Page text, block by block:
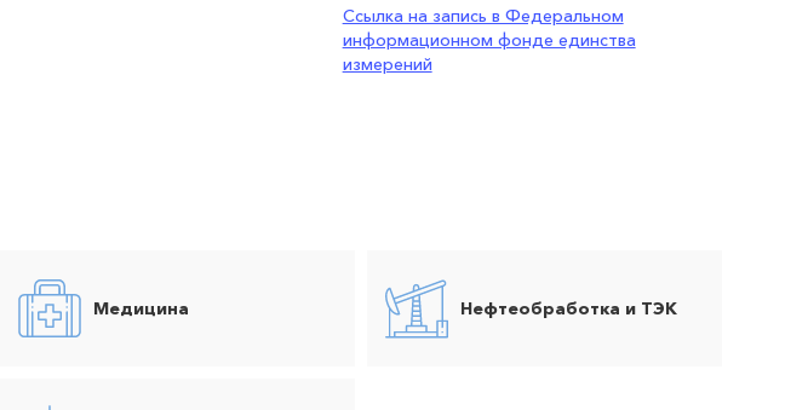
Ссылка на запись в Федеральном
информационном фонде единства
измерений
Медицина Нефтеобработка и ТЭК